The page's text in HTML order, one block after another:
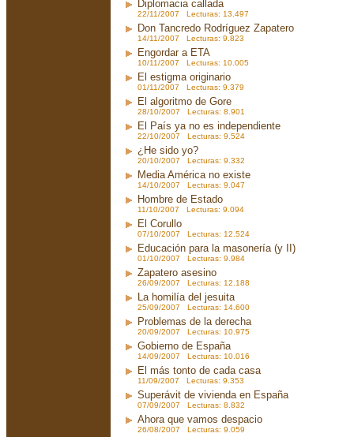
Diplomacia callada
22/11/2007 Lecturas: 13.497
Don Tancredo Rodríguez Zapatero
14/11/2007 Lecturas: 9.823
Engordar a ETA
10/11/2007 Lecturas: 10.005
El estigma originario
01/11/2007 Lecturas: 9.379
El algoritmo de Gore
28/10/2007 Lecturas: 8.901
El País ya no es independiente
22/10/2007 Lecturas: 9.524
¿He sido yo?
20/10/2007 Lecturas: 9.332
Media América no existe
14/10/2007 Lecturas: 9.047
Hombre de Estado
11/10/2007 Lecturas: 9.094
El Corullo
07/10/2007 Lecturas: 12.524
Educación para la masonería (y II)
01/10/2007 Lecturas: 9.984
Zapatero asesino
26/09/2007 Lecturas: 12.188
La homilía del jesuita
25/09/2007 Lecturas: 14.600
Problemas de la derecha
20/09/2007 Lecturas: 10.975
Gobierno de España
14/09/2007 Lecturas: 10.016
El más tonto de cada casa
11/09/2007 Lecturas: 9.353
Superávit de vivienda en España
07/09/2007 Lecturas: 8.832
Ahora que vamos despacio
26/08/2007 Lecturas: 9.059